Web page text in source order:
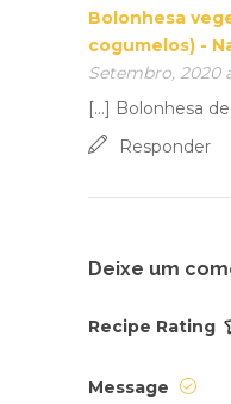
Bolonhesa
cogumelos) -
Setembro, 2020
[…] Bolonhesa
Responder
Deixe um
Recipe Rating
Message